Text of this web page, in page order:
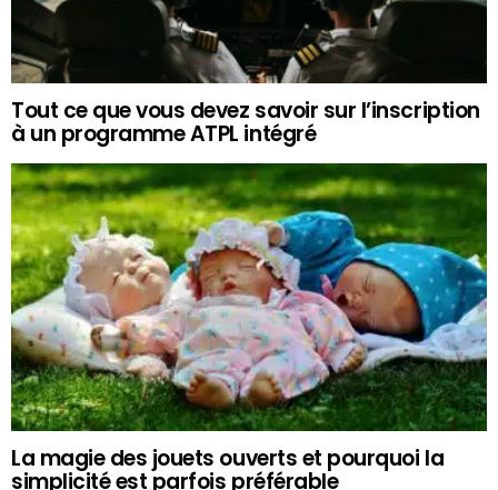
Tout ce que vous devez savoir sur l’inscription
à un programme ATPL intégré
La magie des jouets ouverts et pourquoi la
simplicité est parfois préférable